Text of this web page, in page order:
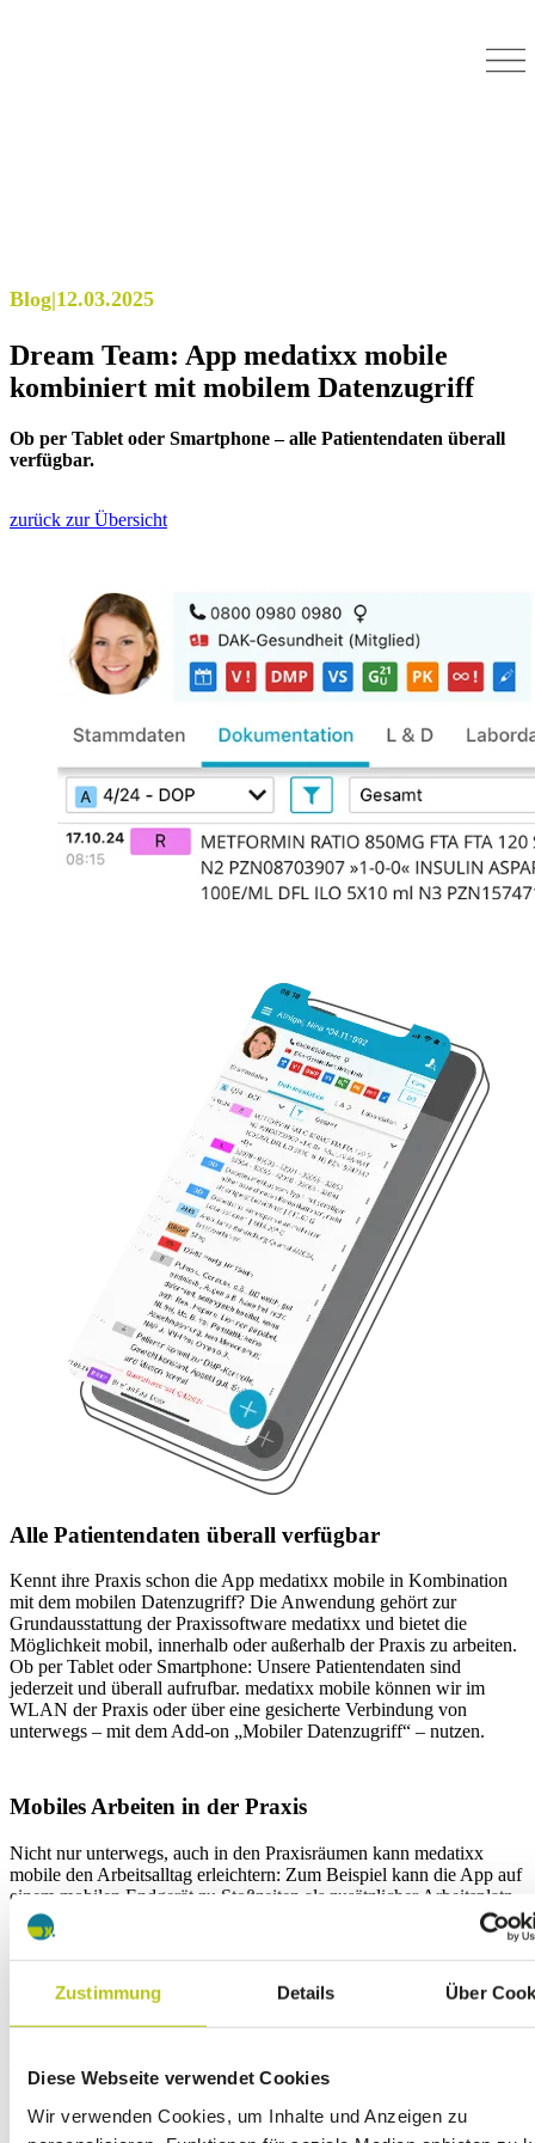
Zustimmung Details Über
Diese Webseite verwendet Cookies
Wir verwenden Cookies, um Inhalte und Anzeigen zu
Blog|12.03.2025
Dream Team: App medatixx mobile
kombiniert mit mobilem Datenzugriff
Ob per Tablet oder Smartphone – alle Patientendaten überall
verfügbar.
zurück zur Übersicht
Alle Patientendaten überall verfügbar
Kennt ihre Praxis schon die App medatixx mobile in Kombination
mit dem mobilen Datenzugriff? Die Anwendung gehört zur
Grundausstattung der Praxissoftware medatixx und bietet die
Möglichkeit mobil, innerhalb oder außerhalb der Praxis zu arbeiten.
Ob per Tablet oder Smartphone: Unsere Patientendaten sind
jederzeit und überall aufrufbar. medatixx mobile können wir im
WLAN der Praxis oder über eine gesicherte Verbindung von
unterwegs – mit dem Add-on „Mobiler Datenzugriff“ – nutzen.
Mobiles Arbeiten in der Praxis
Nicht nur unterwegs, auch in den Praxisräumen kann medatixx
mobile den Arbeitsalltag erleichtern: Zum Beispiel kann die App auf
einem mobilen Endgerät zu Stoßzeiten als zusätzlicher Arbeitsplatz
fungieren. So wird ihre Anmeldung entlastet und die Patientinnen
und Patienten müssen nicht lange warten. Die Medizinische
Fachangestellte kann den Einlese-Status der elektronischen
Gesundheitskarte überprüfen, die Karte bei Bedarf einlesen und den
Patienten direkt in das virtuelle Wartezimmer setzen. Während einer
Laboruntersuchung besteht die Möglichkeit, die gemessenen
doppelte Dokumentationsaufwand. Ein eventuell notwendiger
Folgetermin kann über den Terminkalender in der App erstellt
werden.